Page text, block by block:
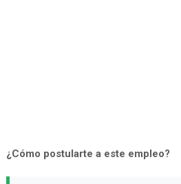
¿Cómo postularte a este empleo?